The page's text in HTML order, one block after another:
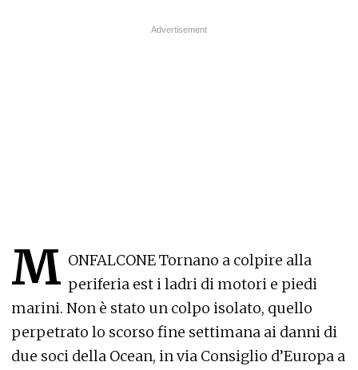
M ONFALCONE Tornano a colpire alla
periferia est i ladri di motori e piedi
marini. Non è stato un colpo isolato, quello
perpetrato lo scorso fine settimana ai danni di
due soci della Ocean, in via Consiglio d’Europa a